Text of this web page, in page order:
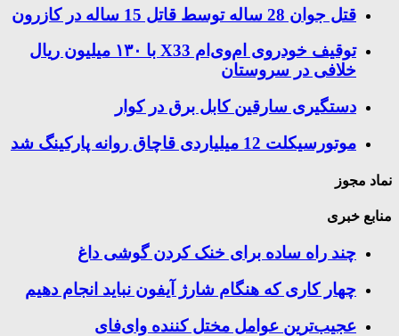
قتل جوان 28 ساله توسط قاتل 15 ساله در کازرون
توقیف خودروی ام‌وی‌ام X33 با ۱۳۰ میلیون ریال
خلافی در سروستان
دستگیری سارقین کابل برق در کوار
موتورسيكلت 12 ميلياردی قاچاق روانه پاركينگ شد
نماد مجوز
منابع خبری
چند راه‌ ساده برای خنک کردن گوشی داغ
چهار کاری که هنگام شارژ آیفون نباید انجام دهیم
عجیب‌ترین عوامل مختل کننده وای‌فای